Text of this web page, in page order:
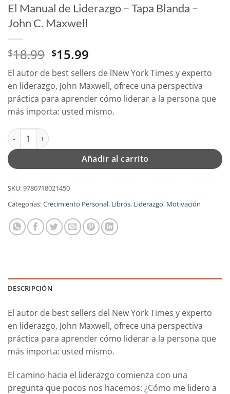
El Manual de Liderazgo – Tapa Blanda –
John C. Maxwell
$18.99 El
precio
original
era:
$18.99.
$15.99
precio
actual
es:
$15.99.
El autor de best sellers de lNew York Times y experto
en liderazgo, John Maxwell, ofrece una perspectiva
práctica para aprender cómo liderar a la persona que
más importa: usted mismo.
El Manual de Liderazgo - Tapa Blanda - John C. Maxwell
Añadir al carrito
SKU:9780718021450
Categorías:Crecimiento Personal, Libros, Liderazgo, Motivación
DESCRIPCIÓN
El autor de best sellers del New York Times y experto
en liderazgo, John Maxwell, ofrece una perspectiva
práctica para aprender cómo liderar a la persona que
más importa: usted mismo.
El camino hacia el liderazgo comienza con una
pregunta que pocos nos hacemos: ¿Cómo me lidero a